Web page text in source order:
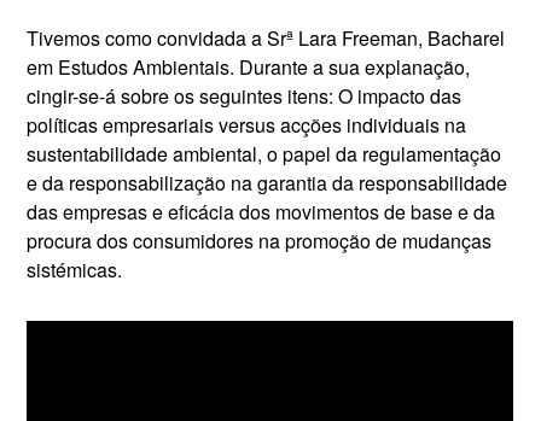
Tivemos como convidada a Srª Lara Freeman, Bacharel
em Estudos Ambientais. Durante a sua explanação,
cingir-se-á sobre os seguintes itens: O impacto das
políticas empresariais versus acções individuais na
sustentabilidade ambiental, o papel da regulamentação
e da responsabilização na garantia da responsabilidade
das empresas e eficácia dos movimentos de base e da
procura dos consumidores na promoção de mudanças
sistémicas.